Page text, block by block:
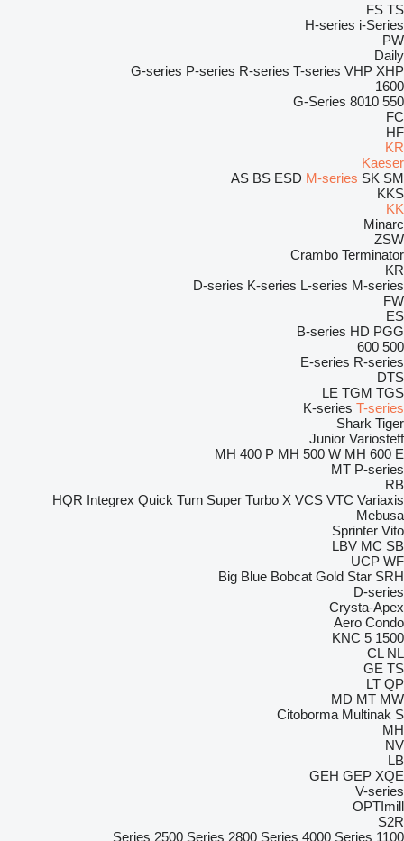
FS TS
H-series i-Series
PW
Daily
G-series P-series R-series T-series VHP XHP
1600
550
8010
G-Series
FC
HF
KR
Kaeser
AS BS ESD M-series SK SM
KKS
KK
Minarc
ZSW
Crambo Terminator
KR
D-series K-series L-series M-series
FW
ES
B-series HD PGG
500
600
E-series R-series
DTS
LE TGM TGS
K-series T-series
Shark Tiger
Junior Variosteff
MH 400 P MH 500 W MH 600 E
MT P-series
RB
HQR Integrex Quick Turn Super Turbo X VCS VTC Variaxis
Mebusa
Sprinter Vito
LBV MC SB
UCP WF
Big Blue Bobcat Gold Star SRH
D-series
Crysta-Apex
Aero Condo
KNC 5 1500
CL NL
GE TS
LT QP
MD MT MW
Citoborma Multinak S
MH
NV
LB
GEH GEP XQE
V-series
OPTImill
S2R
1100 Series
2500 Series 2800 Series 4000 Series